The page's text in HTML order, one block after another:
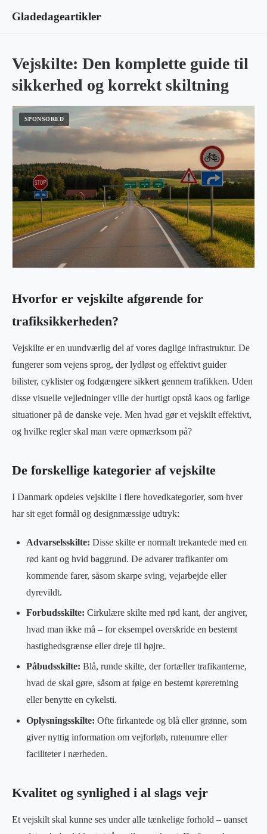
Gladedageartikler
Vejskilte: Den komplette guide til
sikkerhed og korrekt skiltning
Hvorfor er vejskilte afgørende for
trafiksikkerheden?
Vejskilte er en uundværlig del af vores daglige infrastruktur. De
fungerer som vejens sprog, der lydløst og effektivt guider
bilister, cyklister og fodgængere sikkert gennem trafikken. Uden
disse visuelle vejledninger ville der hurtigt opstå kaos og farlige
situationer på de danske veje. Men hvad gør et vejskilt effektivt,
og hvilke regler skal man være opmærksom på?
De forskellige kategorier af vejskilte
I Danmark opdeles vejskilte i flere hovedkategorier, som hver
har sit eget formål og designmæssige udtryk:
Advarselsskilte: Disse skilte er normalt trekantede med en
rød kant og hvid baggrund. De advarer trafikanter om
kommende farer, såsom skarpe sving, vejarbejde eller
dyrevildt.
Forbudsskilte: Cirkulære skilte med rød kant, der angiver,
hvad man ikke må – for eksempel overskride en bestemt
hastighedsgrænse eller dreje til højre.
Påbudsskilte: Blå, runde skilte, der fortæller trafikanterne,
hvad de skal gøre, såsom at følge en bestemt køreretning
eller benytte en cykelsti.
Oplysningsskilte: Ofte firkantede og blå eller grønne, som
giver nyttig information om vejforløb, rutenumre eller
faciliteter i nærheden.
Kvalitet og synlighed i al slags vejr
Et vejskilt skal kunne ses under alle tænkelige forhold – uanset